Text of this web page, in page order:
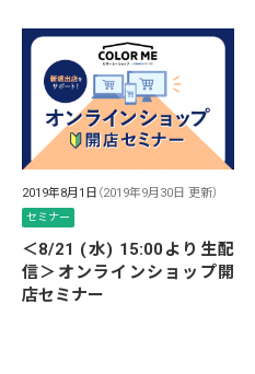
2019年8月1日 （2019年9月30日 更新）
セミナー
＜8/21 (水) 15:00より生配
信＞オンラインショップ開
店セミナー